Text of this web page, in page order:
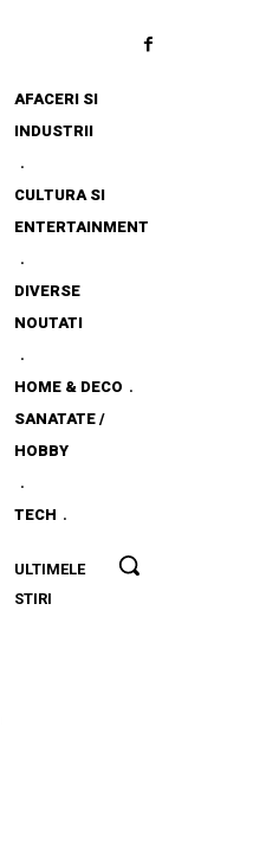
AFACERI SI
INDUSTRII
CULTURA SI
ENTERTAINMENT
DIVERSE
NOUTATI
HOME & DECO
SANATATE /
HOBBY
TECH
ULTIMELE
STIRI
Marian